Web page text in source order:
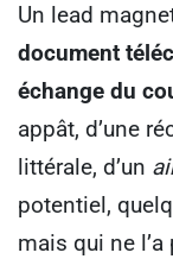
Un lead
document
échange du
appât, d’une
littérale, d’un
potentiel,
mais qui ne